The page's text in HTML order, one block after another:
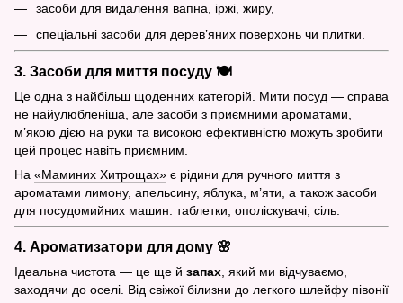
засоби для видалення вапна, іржі, жиру,
спеціальні засоби для дерев’яних поверхонь чи плитки.
3. Засоби для миття посуду 🍽️
Це одна з найбільш щоденних категорій. Мити посуд — справа
не найулюбленіша, але засоби з приємними ароматами,
м’якою дією на руки та високою ефективністю можуть зробити
цей процес навіть приємним.
На «Маминих Хитрощах» є рідини для ручного миття з
ароматами лимону, апельсину, яблука, м’яти, а також засоби
для посудомийних машин: таблетки, ополіскувачі, сіль.
4. Ароматизатори для дому 🌸
Ідеальна чистота — це ще й запах , який ми відчуваємо,
заходячи до оселі. Від свіжої білизни до легкого шлейфу півонії